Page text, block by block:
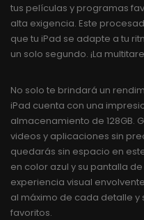
tus películas y programas
alta exigencia. Este
que tu iPad se adapte a tu
un solo segundo. ¡La
No solo te brindará un
iPad cuenta con una
almacenamiento de 128GB.
videos y aplicaciones sin
quedarás sin espacio en
en color azul y su pantalla
experiencia visual
al máximo de cada detalle
favoritos.